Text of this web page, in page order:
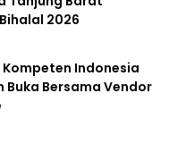
2026
Kompeten Indonesia
Buka Bersama Vendor